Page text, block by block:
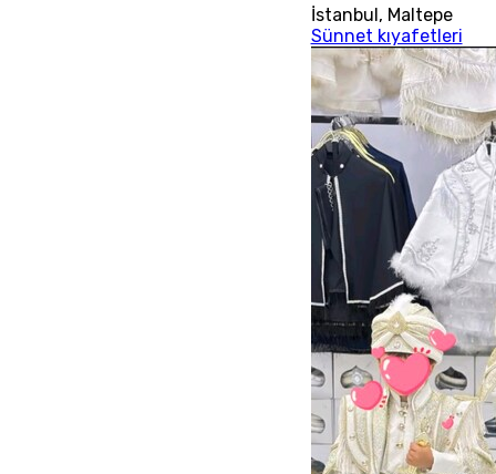
İstanbul, Maltepe
Sünnet kıyafetleri